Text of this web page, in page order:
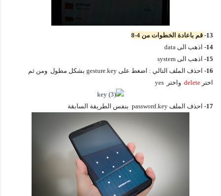
13
- قم باعادة الخطوات من 4-8
14- اذهب الى data
15- اذهب الى system
16
- احذف الملف التالي : اضغط على gesture.key بشكل مطول ومن ثم
اختر delete واختر yes
17- احذف الملف password.key بنفس الطريقة السابقة